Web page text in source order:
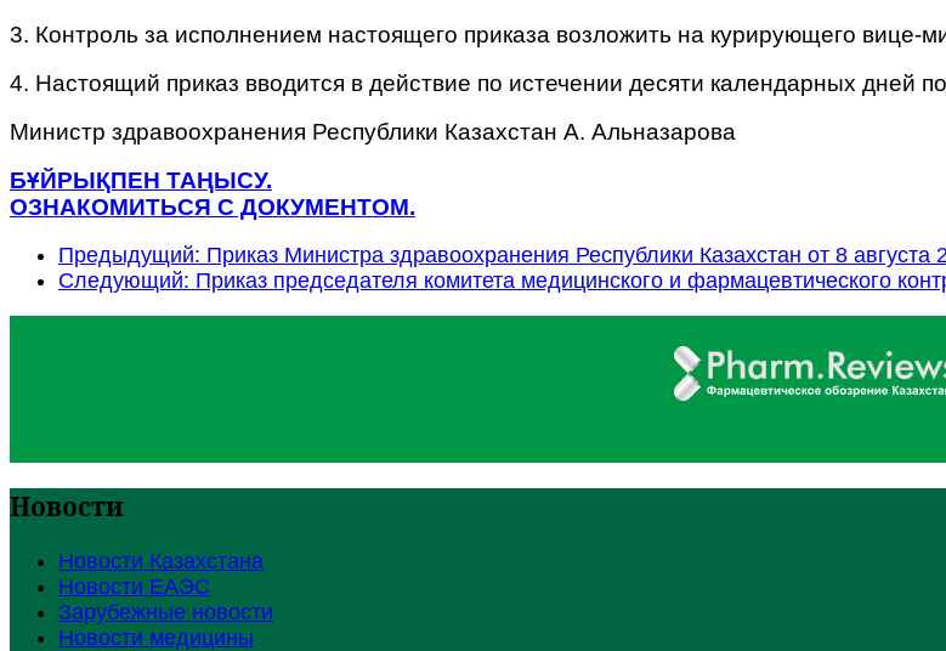
3. Контроль за исполнением настоящего приказа возложить на курирующего вице-
4. Настоящий приказ вводится в действие по истечении десяти календарных дней
Министр здравоохранения Республики Казахстан А. Альназарова
БҰЙРЫҚПЕН ТАҢЫСУ.
ОЗНАКОМИТЬСЯ С ДОКУМЕНТОМ.
Предыдущий: Приказ Министра здравоохранения Республики Казахстан от 8
Следующий: Приказ председателя комитета медицинского и фармацевтического
Новости
Новости Казахстана
Новости ЕАЭС
Зарубежные новости
Новости медицины